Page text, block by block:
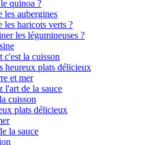
quinoa ?
les aubergines
les haricots verts ?
les légumineuses ?
c'est la cuisson
heureux plats délicieux
et mer
l'art de la sauce
cuisson
plats délicieux
la sauce